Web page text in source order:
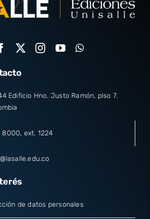
Edificio Hno. Justo Ramón, piso 7.
8000, ext. 1224
de datos personales